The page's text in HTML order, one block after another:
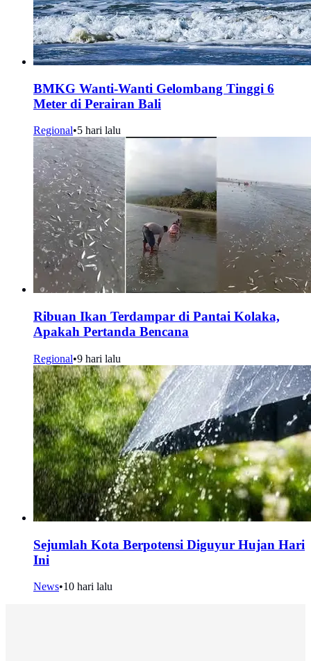
BMKG Wanti-Wanti Gelombang Tinggi 6
Meter di Perairan Bali
Regional•5 hari lalu
Ribuan Ikan Terdampar di Pantai Kolaka,
Apakah Pertanda Bencana
Regional•9 hari lalu
Sejumlah Kota Berpotensi Diguyur Hujan Hari
Ini
News•10 hari lalu